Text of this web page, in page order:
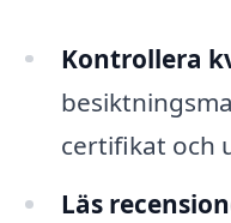
Kontrollera
certifikat och
Läs